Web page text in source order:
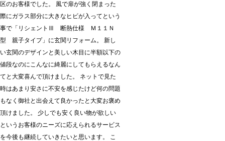
区のお客様でした。 風で扉が強く閉まった
際にガラス部分に大きなヒビが入ってという
事で「リシェントⅢ 断熱仕様 Ｍ１１Ｎ
型 親子タイプ」に玄関リフォーム。 新し
い玄関のデザインと美しい木目に半額以下の
値段なのにこんなに綺麗にしてもらえるなん
てと大変喜んで頂けました。 ネットで見た
時はあまり安さに不安を感じたけど何の問題
もなく御社と出会えて良かったと大変お褒め
頂けました。 少しでも安く良い物が欲しい
というお客様のニーズに応えられるサービス
を今後も継続していきたいと思います。 こ